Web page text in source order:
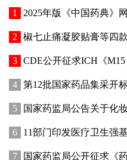
2025年版《中国药典》
椒七止痛凝胶贴膏等四
CDE公开征求ICH《M15：模型引导的
第12批国家药品集采开
国家药监局公告关于化
11部门印发医疗卫生强
国家药监局公开征求《药品追溯系